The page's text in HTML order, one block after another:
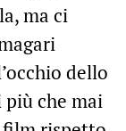
ma ci
dello
più che mai